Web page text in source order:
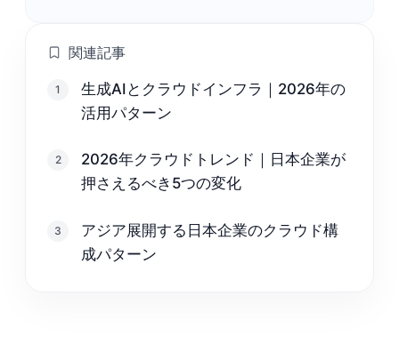
関連記事
1
生成AIとクラウドインフラ｜2026年の
活用パターン
2
2026年クラウドトレンド｜日本企業が
押さえるべき5つの変化
3
アジア展開する日本企業のクラウド構
成パターン